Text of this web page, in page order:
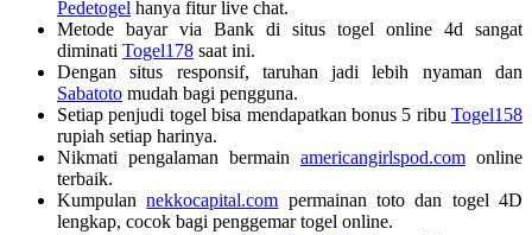
Pedetogel hanya fitur live chat.
Metode bayar via Bank di situs togel online 4d sangat
diminati Togel178 saat ini.
Dengan situs responsif, taruhan jadi lebih nyaman dan
Sabatoto mudah bagi pengguna.
Setiap penjudi togel bisa mendapatkan bonus 5 ribu Togel158
rupiah setiap harinya.
Nikmati pengalaman bermain americangirlspod.com online
terbaik.
Kumpulannekkocapital.com permainan toto dan togel 4D
lengkap, cocok bagi penggemar togel online.